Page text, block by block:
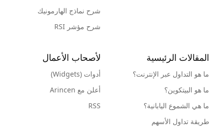
شرح نماذج الهارمونيك
شرح مؤشر RSI
المقالات الرئيسية
ما هو التداول عبر الإنترنت؟
ما هو البيتكوين؟
ما هي الشموع اليابانية؟
طريقة تداول الأسهم
لأصحاب الأعمال
أدوات (Widgets)
أعلن مع Arincen
RSS